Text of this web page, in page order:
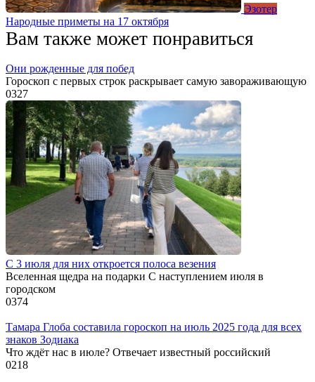
Эзотер
Народные приметы на 17 октября
Вам также может понравиться
Они рожденные для побед
Гороскоп с первых строк раскрывает самую завораживающую
0327
С 3 июля для них откроется полоса везения
Вселенная щедра на подарки С наступлением июля в
городском
0374
Тамара Глоба составила гороскоп на июль 2025 года для всех
знаков Зодиака
Что ждёт нас в июле? Отвечает известный российский
0218